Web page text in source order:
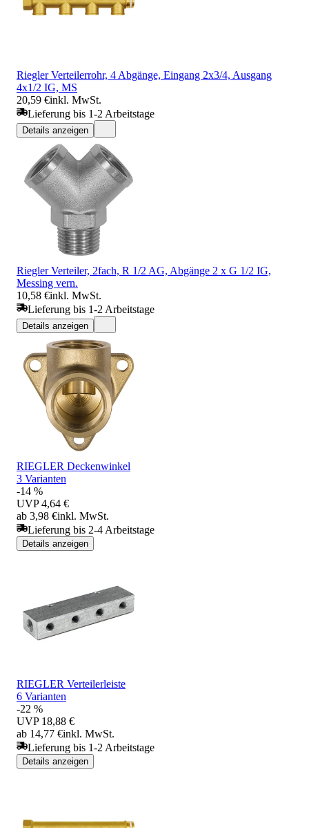
Riegler Verteilerrohr, 4 Abgänge, Eingang 2x3/4, Ausgang
4x1/2 IG, MS
20,59 €inkl. MwSt.
Lieferung bis 1-2 Arbeitstage
Details anzeigen
Riegler Verteiler, 2fach, R 1/2 AG, Abgänge 2 x G 1/2 IG,
Messing vern.
10,58 €inkl. MwSt.
Lieferung bis 1-2 Arbeitstage
Details anzeigen
RIEGLER Deckenwinkel
3 Varianten
-14 %
UVP 4,64 €
ab 3,98 €inkl. MwSt.
Lieferung bis 2-4 Arbeitstage
Details anzeigen
RIEGLER Verteilerleiste
6 Varianten
-22 %
UVP 18,88 €
ab 14,77 €inkl. MwSt.
Lieferung bis 1-2 Arbeitstage
Details anzeigen